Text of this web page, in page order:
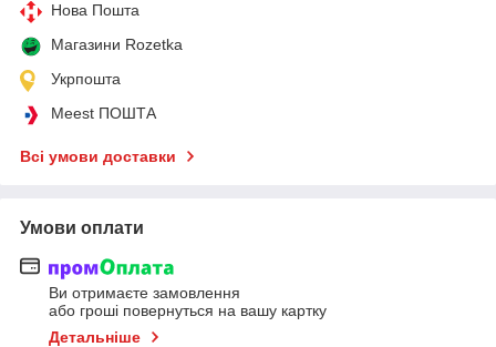
Нова Пошта
Магазини Rozetka
Укрпошта
Meest ПОШТА
Всі умови доставки
Умови оплати
Ви отримаєте замовлення
або гроші повернуться на вашу картку
Детальніше